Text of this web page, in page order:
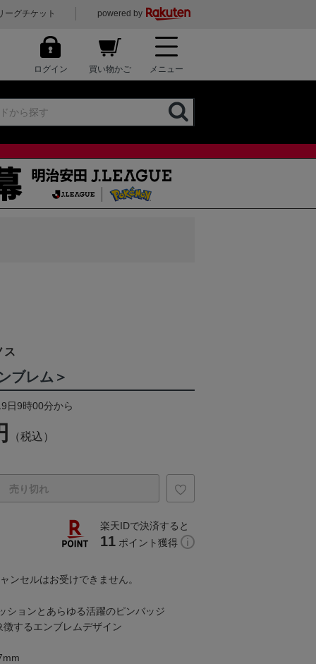
ーグチケット powered by
ログイン 買い物かご メニュー
ス
ブレム＞
日9時00分から
（税込）
売り切れ
楽天IDで決済すると
11 ポイント獲得
ンセルはお受けできません。
ションとあらゆる活躍のピンバッジ
するエンブレムデザイン